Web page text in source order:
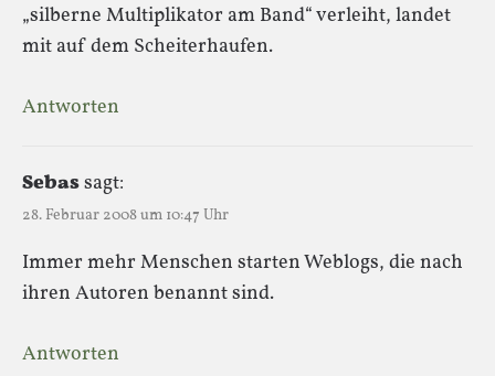
„silberne Multiplikator am Band“ verleiht, landet
mit auf dem Scheiterhaufen.
Antworten
Sebassagt:
28. Februar 2008 um 10:47 Uhr
Immer mehr Menschen starten Weblogs, die nach
ihren Autoren benannt sind.
Antworten